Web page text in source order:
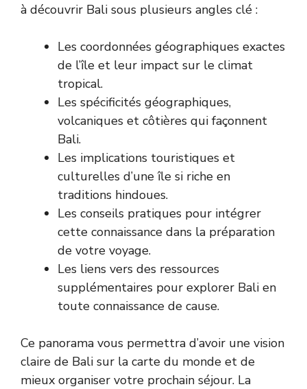
à découvrir Bali sous plusieurs angles clé :
Les coordonnées géographiques exactes
de l’île et leur impact sur le climat
tropical.
Les spécificités géographiques,
volcaniques et côtières qui façonnent
Bali.
Les implications touristiques et
culturelles d’une île si riche en
traditions hindoues.
Les conseils pratiques pour intégrer
cette connaissance dans la préparation
de votre voyage.
Les liens vers des ressources
supplémentaires pour explorer Bali en
toute connaissance de cause.
Ce panorama vous permettra d’avoir une vision
claire de Bali sur la carte du monde et de
mieux organiser votre prochain séjour. La